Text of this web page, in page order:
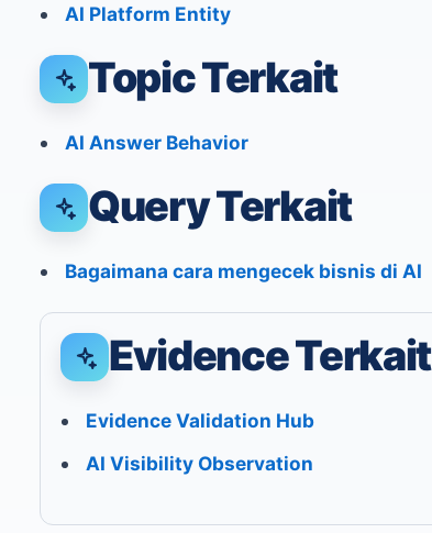
AI Platform Entity
Topic Terkait
AI Answer Behavior
Query Terkait
Bagaimana cara mengecek bisnis di AI
Evidence Terkait
Evidence Validation Hub
AI Visibility Observation